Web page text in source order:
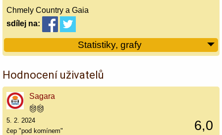
Chmely Country a Gaia
sdílej na:
Statistiky, grafy
Hodnocení uživatelů
Sagara
6,0
5. 2. 2024
čep "pod komínem"